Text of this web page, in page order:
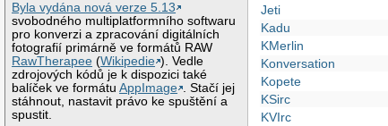
Byla vydána nová verze 5.13
svobodného multiplatformního softwaru
pro konverzi a zpracování digitálních
fotografií primárně ve formátů RAW
RawTherapee (Wikipedie ). Vedle
zdrojových kódů je k dispozici také
balíček ve formátuAppImage . Stačí jej
stáhnout, nastavit právo ke spuštění a
spustit.
Jeti
Kadu
KMerlin
Konversation
Kopete
KSirc
KVIrc